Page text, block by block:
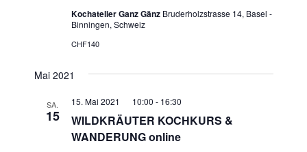
Kochatelier Ganz Gänz Bruderholzstrasse 14, Basel -
Binningen, Schweiz
CHF140
Mai 2021
SA.
15
WILDKRÄUTER KOCHKURS &
WANDERUNG online
15. Mai 2021 10:00 - 16:30